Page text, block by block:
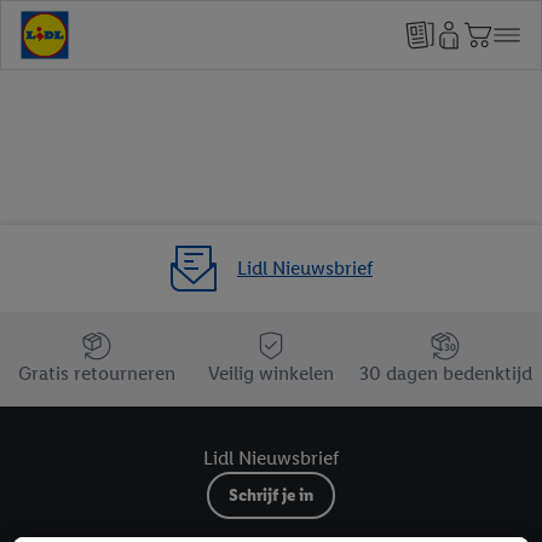
Lidl Nieuwsbrief
Jouw voordelen bij ons als Lidl webshop klant
Gratis retourneren
Veilig winkelen 30 dagen bedenktijd
Lidl Nieuwsbrief
Schrijf je in